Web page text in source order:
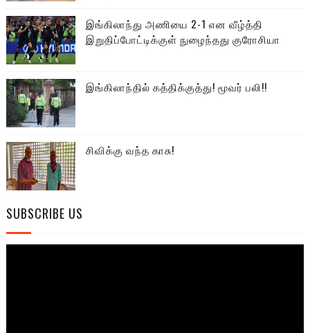
இங்கிலாந்து அணியை 2-1 என வீழ்த்தி
இறுதிப்போட்டிக்குள் நுழைந்தது குரோசியா
இங்கிலாந்தில் கத்திக்குத்து! மூவர் பலி!!
சிவிக்கு வந்த காசு!
SUBSCRIBE US